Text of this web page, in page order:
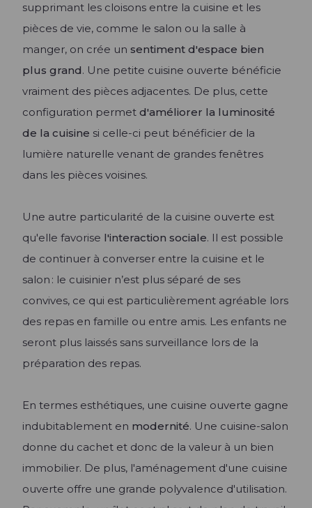
supprimant les cloisons entre la cuisine et les
pièces de vie, comme le salon ou la salle à
manger, on crée un sentiment d'espace bien
plus grand. Une petite cuisine ouverte bénéficie
vraiment des pièces adjacentes. De plus, cette
configuration permet d'améliorer la luminosité
de la cuisine si celle-ci peut bénéficier de la
lumière naturelle venant de grandes fenêtres
dans les pièces voisines.
Une autre particularité de la cuisine ouverte est
qu'elle favorise l'interaction sociale. Il est possible
de continuer à converser entre la cuisine et le
salon : le cuisinier n’est plus séparé de ses
convives, ce qui est particulièrement agréable lors
des repas en famille ou entre amis. Les enfants ne
seront plus laissés sans surveillance lors de la
préparation des repas.
En termes esthétiques, une cuisine ouverte gagne
indubitablement en modernité. Une cuisine-salon
donne du cachet et donc de la valeur à un bien
immobilier. De plus, l'aménagement d'une cuisine
ouverte offre une grande polyvalence d'utilisation.